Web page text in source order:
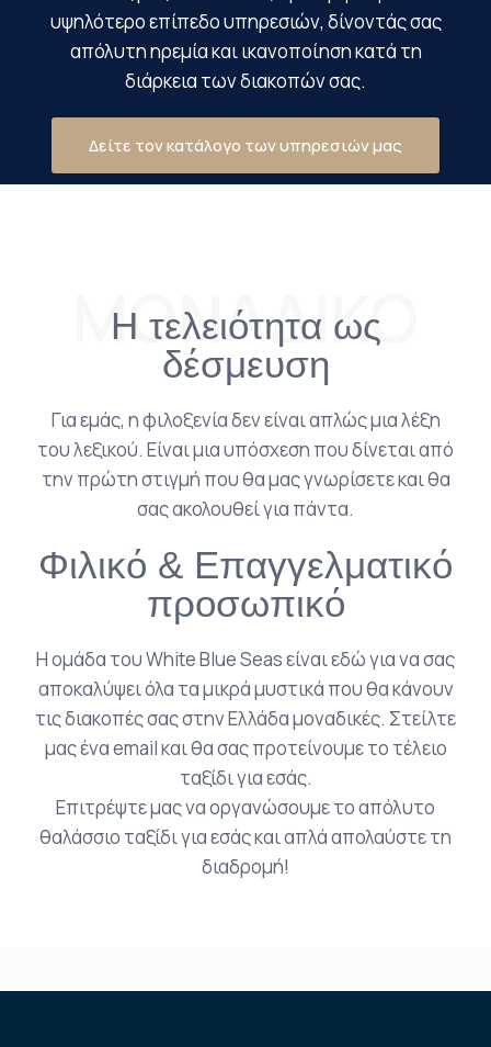
υψηλότερο επίπεδο υπηρεσιών, δίνοντάς σας
απόλυτη ηρεμία και ικανοποίηση κατά τη
διάρκεια των διακοπών σας.
Δείτε τον κατάλογο των υπηρεσιών μας
ΜΟΝΑΔΙΚΟ
Η τελειότητα ως
δέσμευση
Για εμάς, η φιλοξενία δεν είναι απλώς μια λέξη
του λεξικού. Είναι μια υπόσχεση που δίνεται από
την πρώτη στιγμή που θα μας γνωρίσετε και θα
σας ακολουθεί για πάντα.
Φιλικό & Επαγγελματικό
προσωπικό
Η ομάδα του White Blue Seas είναι εδώ για να σας
αποκαλύψει όλα τα μικρά μυστικά που θα κάνουν
τις διακοπές σας στην Ελλάδα μοναδικές. Στείλτε
μας ένα email και θα σας προτείνουμε το τέλειο
ταξίδι για εσάς.
Επιτρέψτε μας να οργανώσουμε το απόλυτο
θαλάσσιο ταξίδι για εσάς και απλά απολαύστε τη
διαδρομή!